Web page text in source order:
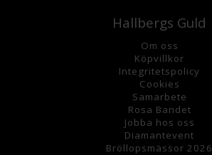
Hallbergs Guld
Om oss
Köpvillkor
Integritetspolicy
Cookies
Samarbete
Rosa Bandet
Jobba hos oss
Diamantevent
Bröllopsmässor 2026